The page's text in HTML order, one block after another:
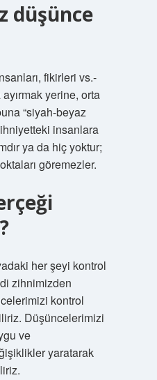
düşünce
fikirleri vs.-
yerine, orta
“siyah-beyaz
insanlara
ya da hiç yoktur;
göremezler.
her şeyi kontrol
zihnimizden
kontrol
Düşüncelerimizi
ve
yaratarak